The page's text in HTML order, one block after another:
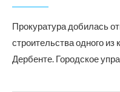
Прокуратура добилась
строительства одного из
Дербенте. Городское